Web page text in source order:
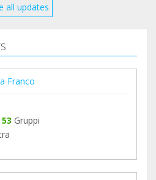
all updates
Franco
53 Gruppi